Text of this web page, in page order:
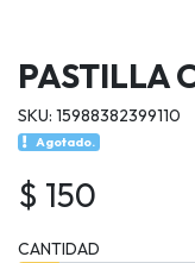
PASTILLA
SKU: 15988382399110
Agotado.
$ 150
CANTIDAD